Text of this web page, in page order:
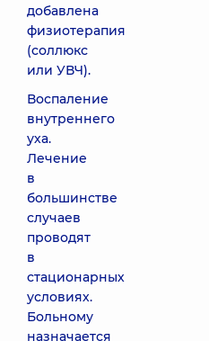
добавлена
физиотерапия
(соллюкс
или УВЧ).
Воспаление
внутреннего
уха.
Лечение
в
большинстве
случаев
проводят
в
стационарных
условиях.
Больному
назначается